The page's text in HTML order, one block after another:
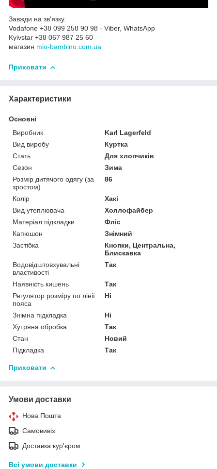
Завжди на зв'язку.
Vodafone +38 099 258 90 98 - Viber, WhatsApp
Kyivstar +38 067 987 25 60
магазин mio-bambino.com.ua
Приховати
Характеристики
Основні
Виробник
Karl Lagerfeld
Вид виробу
Куртка
Стать
Для хлопчиків
Сезон
Зима
Розмір дитячого одягу (за
зростом)
86
Колір
Хакі
Вид утеплювача
Холлофайбер
Матеріал підкладки
Фліс
Капюшон
Знімний
Застібка
Кнопки, Центральна,
Блискавка
Водовідштовхувальні
властивості
Так
Наявність кишень
Так
Регулятор розміру по лінії
пояса
Ні
Знімна підкладка
Ні
Хутряна обробка
Так
Стан
Новий
Підкладка
Так
Приховати
Умови доставки
Нова Пошта
Самовивіз
Доставка кур'єром
Всі умови доставки